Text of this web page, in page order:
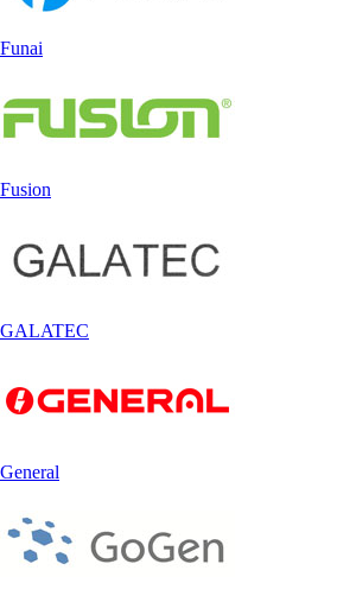
Funai
Fusion
GALATEC
General